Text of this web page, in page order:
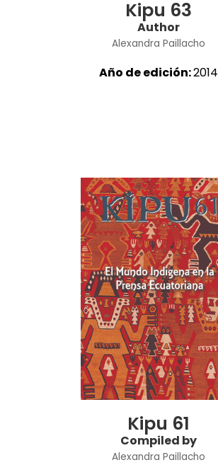
Kipu 63
Author
Alexandra Paillacho
Año de edición:2014
Kipu 61
Compiled by
Alexandra Paillacho